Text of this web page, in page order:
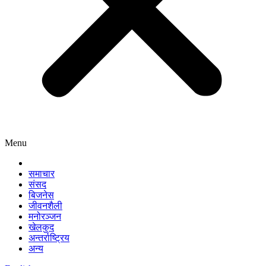
Menu
समाचार
संसद
बिजनेस
जीवनशैली
मनोरञ्जन
खेलकुद
अन्तर्राष्ट्रिय
अन्य